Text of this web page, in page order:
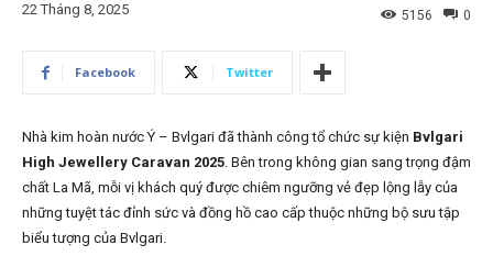
22 Tháng 8, 2025 0
5156
Facebook Twitter
Nhà kim hoàn nước Ý – Bvlgari đã thành công tổ chức sự kiện Bvlgari
High Jewellery Caravan 2025. Bên trong không gian sang trọng đậm
chất La Mã, mỗi vị khách quý được chiêm ngưỡng vẻ đẹp lộng lẫy của
những tuyệt tác đỉnh sức và đồng hồ cao cấp thuộc những bộ sưu tập
biểu tượng của Bvlgari.